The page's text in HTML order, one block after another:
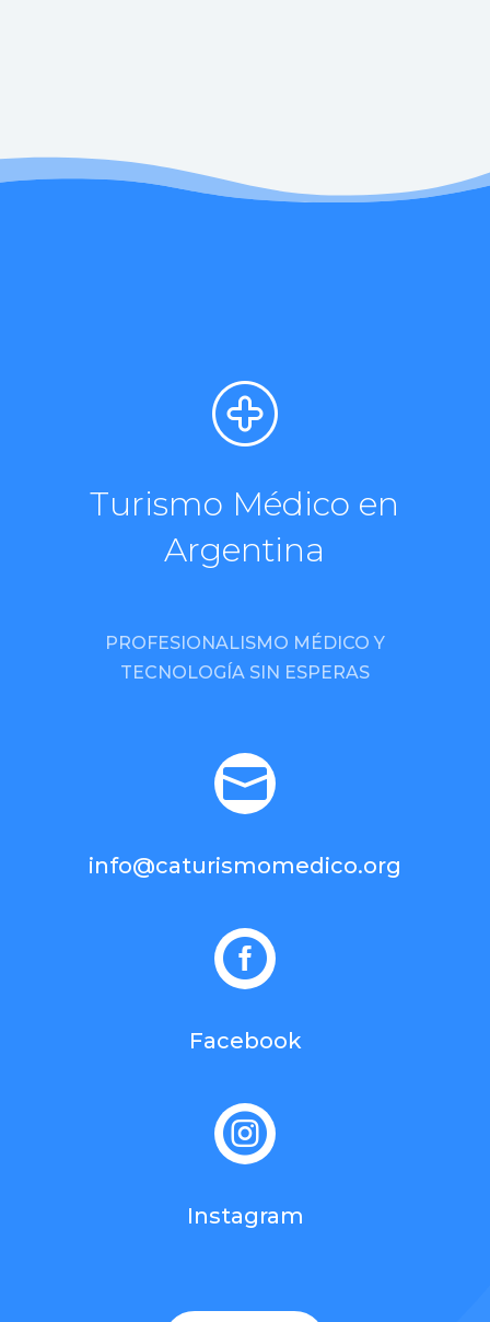
Turismo Médico en
Argentina
PROFESIONALISMO MÉDICO Y
TECNOLOGÍA SIN ESPERAS

info@caturismomedico.org

Facebook

Instagram